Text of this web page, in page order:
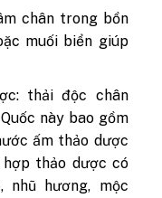
chân trong bồn
muối biển giúp
thải độc chân
này bao gồm
ấm thảo dược
thảo dược có
nhũ hương, mộc